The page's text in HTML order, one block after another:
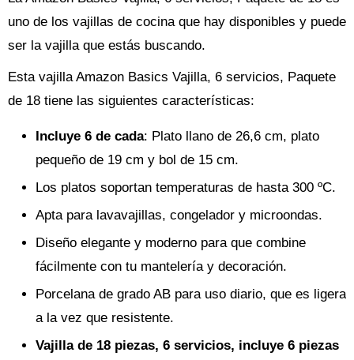
uno de los vajillas de cocina que hay disponibles y puede
ser la vajilla que estás buscando.
Esta vajilla Amazon Basics Vajilla, 6 servicios, Paquete
de 18 tiene las siguientes características:
Incluye 6 de cada: Plato llano de 26,6 cm, plato
pequeño de 19 cm y bol de 15 cm.
Los platos soportan temperaturas de hasta 300 ºC.
Apta para lavavajillas, congelador y microondas.
Diseño elegante y moderno para que combine
fácilmente con tu mantelería y decoración.
Porcelana de grado AB para uso diario, que es ligera
a la vez que resistente.
Vajilla de 18 piezas, 6 servicios, incluye 6 piezas